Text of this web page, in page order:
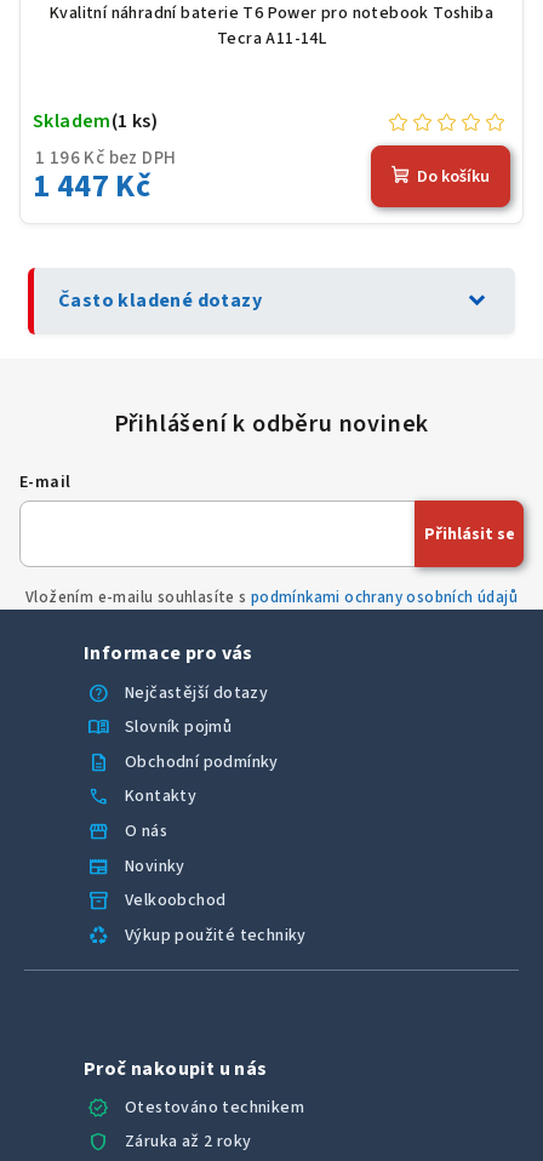
Kvalitní náhradní baterie T6 Power pro notebook Toshiba
Tecra A11-14L
1 196 Kč bez DPH
1 447 Kč
Skladem(1 ks)
Do košíku
Často kladené dotazy expand_more
E-mail
Vložením e-mailu souhlasíte s podmínkami ochrany osobních údajů
Přihlásit se
Informace pro vás
help
Nejčastější dotazy
menu_book Slovník pojmů
description Obchodní podmínky
call Kontakty
storefront O nás
newspaper Novinky
inventory_2 Velkoobchod
recycling Výkup použité techniky
Proč nakoupit u nás
verified
Otestováno technikem
shield Záruka až 2 roky